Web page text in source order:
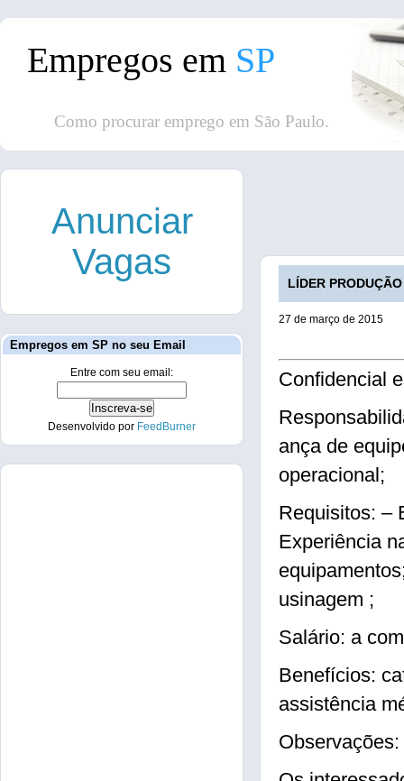
Empregos em SP
Como procurar emprego em São Paulo.
LÍDER
27 de março de 2015
Confidencial
ança de
operacional;
Requisitos: –
Experiência
usinagem ;
Salário: a
Benefícios:
assistência
Anunciar
Vagas
Empregos em SP no seu Email
Entre com seu email:
Desenvolvido por FeedBurner